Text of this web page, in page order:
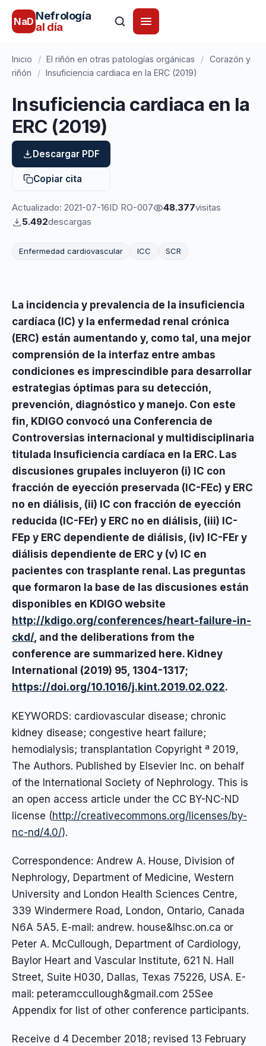
NaD Nefrología
al día
Inicio / El riñón en otras patologías orgánicas / Corazón y
riñón
/ Insuficiencia cardiaca en la ERC (2019)
Insuficiencia cardiaca en la
ERC (2019)
Descargar PDF
Copiar cita
Actualizado: 2021-07-16ID RO-007 48.377visitas
5.492descargas
Enfermedad cardiovascular ICC SCR
La incidencia y prevalencia de la insuficiencia
cardíaca (IC) y la enfermedad renal crónica
(ERC) están aumentando y, como tal, una mejor
comprensión de la interfaz entre ambas
condiciones es imprescindible para desarrollar
estrategias óptimas para su detección,
prevención, diagnóstico y manejo. Con este
fin, KDIGO convocó una Conferencia de
Controversias internacional y multidisciplinaria
titulada Insuficiencia cardíaca en la ERC. Las
discusiones grupales incluyeron (i) IC con
fracción de eyección preservada (IC-FEc) y ERC
no en diálisis, (ii) IC con fracción de eyección
reducida (IC-FEr) y ERC no en diálisis, (iii) IC-
FEp y ERC dependiente de diálisis, (iv) IC-FEr y
diálisis dependiente de ERC y (v) IC en
pacientes con trasplante renal. Las preguntas
que formaron la base de las discusiones están
disponibles en KDIGO website
http://kdigo.org/conferences/heart-failure-in-
ckd/, and the deliberations from the
conference are summarized here. Kidney
International (2019) 95, 1304-1317;
https://doi.org/10.1016/j.kint.2019.02.022.
KEYWORDS: cardiovascular disease; chronic
kidney disease; congestive heart failure;
hemodialysis; transplantation Copyright ª 2019,
The Authors. Published by Elsevier Inc. on behalf
of the International Society of Nephrology. This is
an open access article under the CC BY-NC-ND
license (http://creativecommons.org/licenses/by-
nc-nd/4.0/).
Correspondence: Andrew A. House, Division of
Nephrology, Department of Medicine, Western
University and London Health Sciences Centre,
339 Windermere Road, London, Ontario, Canada
N6A 5A5. E-mail: andrew. house&lhsc.on.ca or
Peter A. McCullough, Department of Cardiology,
Baylor Heart and Vascular Institute, 621 N. Hall
Street, Suite H030, Dallas, Texas 75226, USA. E-
mail: peteramccullough&gmail.com 25See
Appendix for list of other conference participants.
Receive d 4 December 2018; revised 13 February